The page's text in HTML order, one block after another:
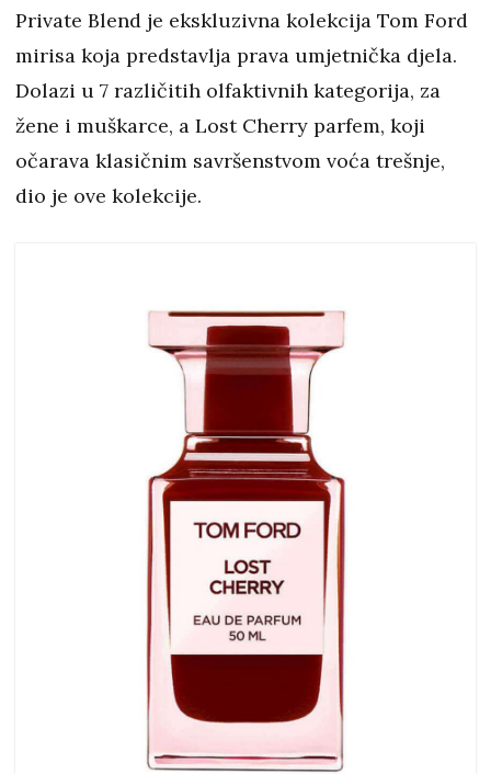
Private Blend je ekskluzivna kolekcija Tom Ford
mirisa koja predstavlja prava umjetnička djela.
Dolazi u 7 različitih olfaktivnih kategorija, za
žene i muškarce, a Lost Cherry parfem, koji
očarava klasičnim savršenstvom voća trešnje,
dio je ove kolekcije.